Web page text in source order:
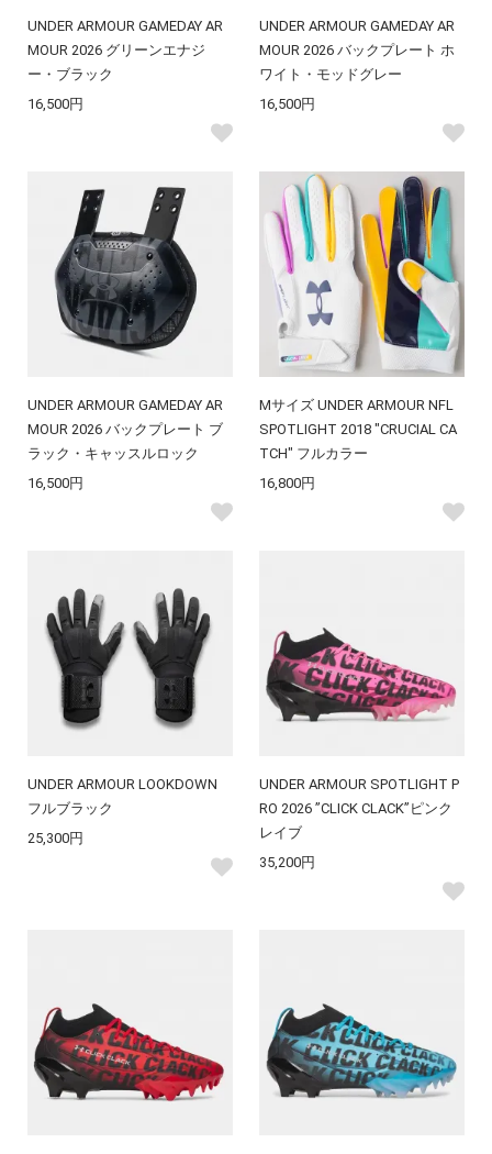
UNDER ARMOUR GAMEDAY AR
MOUR 2026 グリーンエナジ
ー・ブラック
16,500円
UNDER ARMOUR GAMEDAY AR
MOUR 2026 バックプレート ホ
ワイト・モッドグレー
16,500円
UNDER ARMOUR GAMEDAY AR
MOUR 2026 バックプレート ブ
ラック・キャッスルロック
16,500円
Mサイズ UNDER ARMOUR NFL
SPOTLIGHT 2018 "CRUCIAL CA
TCH" フルカラー
16,800円
UNDER ARMOUR LOOKDOWN
フルブラック
25,300円
UNDER ARMOUR SPOTLIGHT P
RO 2026 ”CLICK CLACK”ピンク
レイブ
35,200円